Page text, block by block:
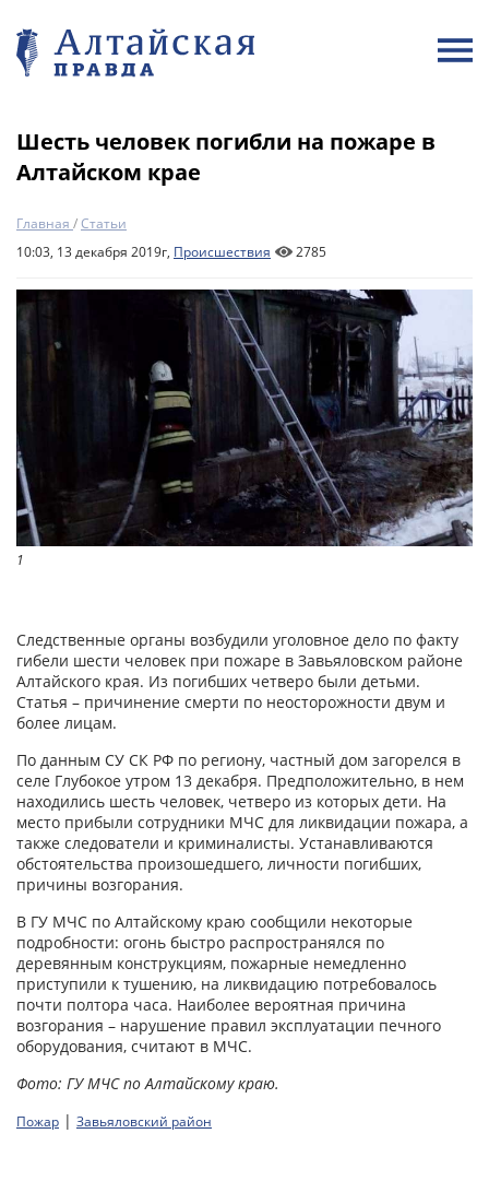
Шесть человек погибли на пожаре в
Алтайском крае
Главная /Статьи
10:03, 13 декабря 2019г, Происшествия 2785
1
Следственные органы возбудили уголовное дело по факту
гибели шести человек при пожаре в Завьяловском районе
Алтайского края. Из погибших четверо были детьми.
Статья – причинение смерти по неосторожности двум и
более лицам.
По данным СУ СК РФ по региону, частный дом загорелся в
селе Глубокое утром 13 декабря. Предположительно, в нем
находились шесть человек, четверо из которых дети. На
место прибыли сотрудники МЧС для ликвидации пожара, а
также следователи и криминалисты. Устанавливаются
обстоятельства произошедшего, личности погибших,
причины возгорания.
В ГУ МЧС по Алтайскому краю сообщили некоторые
подробности: огонь быстро распространялся по
деревянным конструкциям, пожарные немедленно
приступили к тушению, на ликвидацию потребовалось
почти полтора часа. Наиболее вероятная причина
возгорания – нарушение правил эксплуатации печного
оборудования, считают в МЧС.
Фото: ГУ МЧС по Алтайскому краю.
Пожар | Завьяловский район